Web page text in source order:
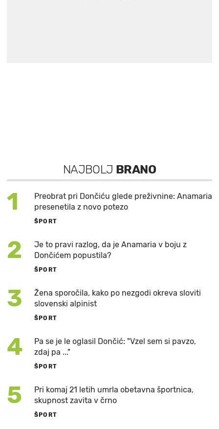
NAJBOLJ BRANO
1
Preobrat pri Dončiću glede preživnine: Anamaria
presenetila z novo potezo
ŠPORT
2
Je to pravi razlog, da je Anamaria v boju z
Dončićem popustila?
ŠPORT
3
Žena sporočila, kako po nezgodi okreva sloviti
slovenski alpinist
ŠPORT
4
Pa se je le oglasil Dončić: "Vzel sem si pavzo,
zdaj pa ..."
ŠPORT
5
Pri komaj 21 letih umrla obetavna športnica,
skupnost zavita v črno
ŠPORT